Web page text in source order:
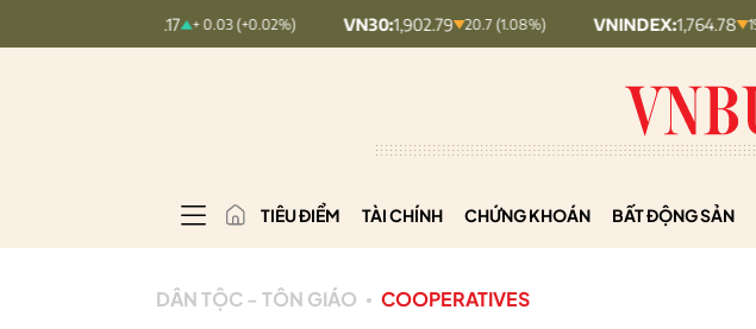
+ 0.03 (+0.02%) VN30:1,902.79 20.7 (1.08%) VNINDEX: 1,764.78 19.87 (1.11%)
TIÊU ĐIỂM TÀI CHÍNH CHỨNG KHOÁN BẤT ĐỘNG SẢN
DÂN TỘC - TÔN GIÁO COOPERATIVES